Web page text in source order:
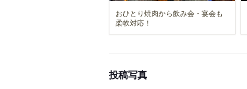
おひとり焼肉から飲み会・宴会も
柔軟対応！
投稿写真